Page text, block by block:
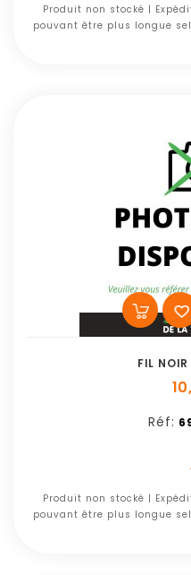
Produit non stocké |
pouvant être plus longue
FIL
Réf:
Produit non stocké |
pouvant être plus longue